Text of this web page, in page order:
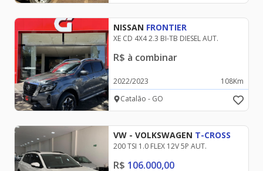
JEEP
LAND ROVER
MERCEDES-BENZ
MITSUBISHI
NISSAN FRONTIER
XE CD 4X4 2.3 BI-TB DIESEL AUT.
R$ à combinar
2022/2023 108Km
Catalão - GO
VW - VOLKSWAGEN T-CROSS
200 TSI 1.0 FLEX 12V 5P AUT.
R$ 106.000,00